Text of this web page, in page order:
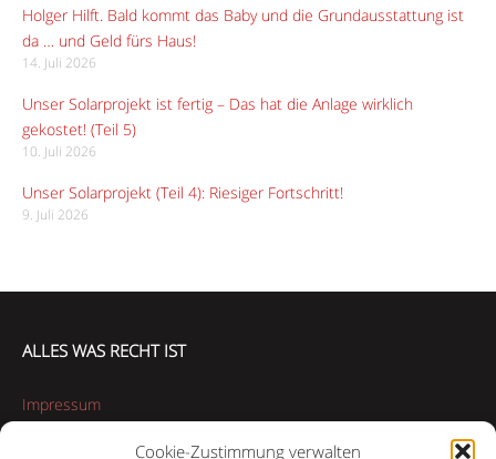
Cookie-Zustimmung verwalten
Holger Hilft. Bald kommt das Baby und die Grundausstattung ist
da … und Geld fürs Haus!
14. Juli 2026
Unser Solarprojekt ist fertig – Das hat die Anlage wirklich
gekostet! (Teil 5)
10. Juli 2026
Unser Solarprojekt (Teil 4): Riesiger Fortschritt!
9. Juli 2026
ALLES WAS RECHT IST
Impressum
Datenschutzerklärung